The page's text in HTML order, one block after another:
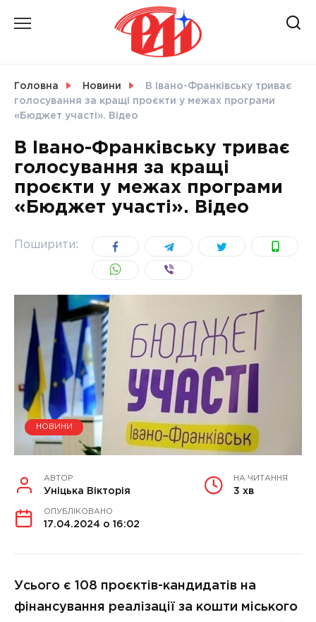
СВІТ
УКРАЇНА
Головна Новини
В Івано-Франківську триває
голосування за кращі проєкти у межах програми
«Бюджет участі». Відео
В Івано-Франківську триває
голосування за кращі
проєкти у межах програми
«Бюджет участі». Відео
Поширити:
НОВИНИ
АВТОР
Уніцька Вікторія
НА ЧИТАННЯ
3 хв
ОПУБЛІКОВАНО
17.04.2024 о 16:02
Усього є 108 проєктів-кандидатів на
фінансування реалізації за кошти міського